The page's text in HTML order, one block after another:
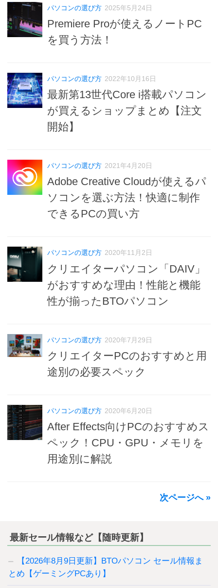
パソコンの選び方 2025年5月24日
Premiere Proが使えるノートPC
を買う方法！
パソコンの選び方 2022年10月16日
最新第13世代Core i搭載パソコン
が買えるショップまとめ【注文
開始】
パソコンの選び方 2021年4月20日
Adobe Creative Cloudが使えるパ
ソコンを選ぶ方法！快適に制作
できるPCの買い方
パソコンの選び方 2020年11月2日
クリエイターパソコン「DAIV」
がおすすめな理由！性能と機能
性が揃ったBTOパソコン
パソコンの選び方 2020年7月29日
クリエイターPCのおすすめと用
途別の必要スペック
パソコンの選び方 2020年6月20日
After Effects向けPCのおすすめス
ペック！CPU・GPU・メモリを
用途別に解説
次ページへ »
最新セール情報など【随時更新】
【2026年8月9日更新】BTOパソコン セール情報ま
とめ【ゲーミングPCあり】